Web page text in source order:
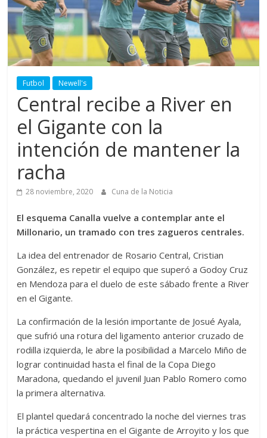
Futbol Newell's
Central recibe a River en
el Gigante con la
intención de mantener la
racha
28 noviembre, 2020 Cuna de la Noticia
El esquema Canalla vuelve a contemplar ante el
Millonario, un tramado con tres zagueros centrales.
La idea del entrenador de Rosario Central, Cristian
González, es repetir el equipo que superó a Godoy Cruz
en Mendoza para el duelo de este sábado frente a River
en el Gigante.
La confirmación de la lesión importante de Josué Ayala,
que sufrió una rotura del ligamento anterior cruzado de
rodilla izquierda, le abre la posibilidad a Marcelo Miño de
lograr continuidad hasta el final de la Copa Diego
Maradona, quedando el juvenil Juan Pablo Romero como
la primera alternativa.
El plantel quedará concentrado la noche del viernes tras
la práctica vespertina en el Gigante de Arroyito y los que